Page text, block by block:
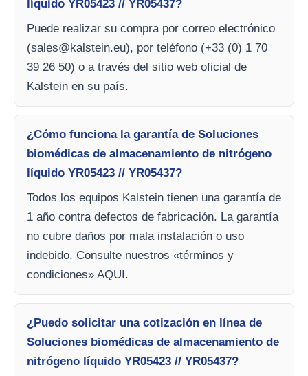
líquido YR05423 // YR05437?
Puede realizar su compra por correo electrónico
(sales@kalstein.eu), por teléfono (+33 (0) 1 70
39 26 50) o a través del sitio web oficial de
Kalstein en su país.
¿Cómo funciona la garantía de Soluciones
biomédicas de almacenamiento de nitrógeno
líquido YR05423 // YR05437?
Todos los equipos Kalstein tienen una garantía de
1 año contra defectos de fabricación. La garantía
no cubre daños por mala instalación o uso
indebido. Consulte nuestros «términos y
condiciones» AQUI.
¿Puedo solicitar una cotización en línea de
Soluciones biomédicas de almacenamiento de
nitrógeno líquido YR05423 // YR05437?